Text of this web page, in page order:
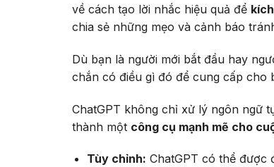
về cách tạo lời nhắc hiệu quả để
chia sẻ những mẹo và cảnh báo
Dù bạn là người mới bắt đầu hay
chắn có điều gì đó để cung cấp cho
ChatGPT không chỉ xử lý ngôn ngữ
thành một công cụ mạnh mẽ cho
Tùy chỉnh: ChatGPT có thể được